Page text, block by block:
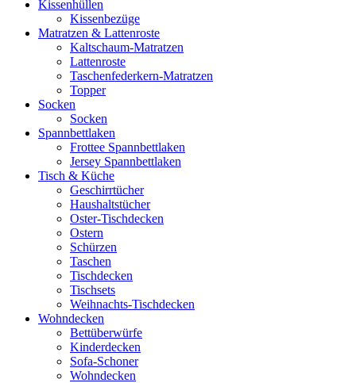
Kissenhüllen
Kissenbezüge
Matratzen & Lattenroste
Kaltschaum-Matratzen
Lattenroste
Taschenfederkern-Matratzen
Topper
Socken
Socken
Spannbettlaken
Frottee Spannbettlaken
Jersey Spannbettlaken
Tisch & Küche
Geschirrtücher
Haushaltstücher
Oster-Tischdecken
Ostern
Schürzen
Taschen
Tischdecken
Tischsets
Weihnachts-Tischdecken
Wohndecken
Bettüberwürfe
Kinderdecken
Sofa-Schoner
Wohndecken